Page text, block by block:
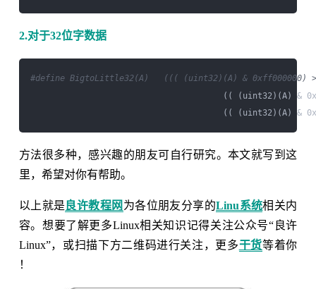
2.对于32位字数据
#define BigtoLittle32(A)   ((( (uint32)(A) & 0xff000000)
(( (uint32)(A) & 0x00ff0000)
(( (uint32)(A) &
方法很多种，感兴趣的朋友可自行研究。本文就写到这
里，希望对你有帮助。
以上就是 良许教程网 为各位朋友分享的Linu系统相关内
容。想要了解更多Linux相关知识记得关注公众号“良许
Linux”，或扫描下方二维码进行关注，更多干货等着你
！